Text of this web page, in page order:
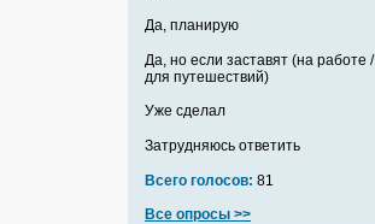
Да, планирую
Да, но если заставят (на работе /
для путешествий)
Уже сделал
Затрудняюсь ответить
Всего голосов: 81
Все опросы >>